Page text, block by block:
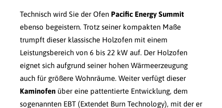
Technisch wird Sie der Ofen Pacific Energy Summit
ebenso begeistern. Trotz seiner kompakten Maße
trumpft dieser klassische Holzofen mit einem
Leistungsbereich von 6 bis 22 kW auf. Der Holzofen
eignet sich aufgrund seiner hohen Wärmeerzeugung
auch für größere Wohnräume. Weiter verfügt dieser
Kaminofen über eine pattentierte Entwicklung, dem
sogenannten EBT (Extendet Burn Technology), mit der er